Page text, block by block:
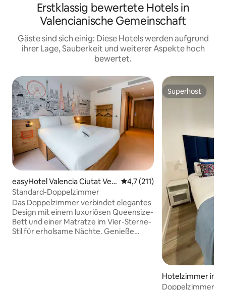
Erstklassig bewertete Hotels in
Valencianische Gemeinschaft
Gäste sind sich einig: Diese Hotels werden aufgrund
ihrer Lage, Sauberkeit und weiterer Aspekte hoch
bewertet.
easyHotel Valencia Ciutat Vell
a
Durchschnittliche Bewertung:
4,7 (211)
Standard-Doppelzimmer
Das Doppelzimmer verbindet elegantes
Design mit einem luxuriösen Queensize-
Bett und einer Matratze im Vier-Sterne-
Stil für erholsame Nächte. Genieße
Superhost
Superhost
Hotelzimmer in
Doppelzimmer in